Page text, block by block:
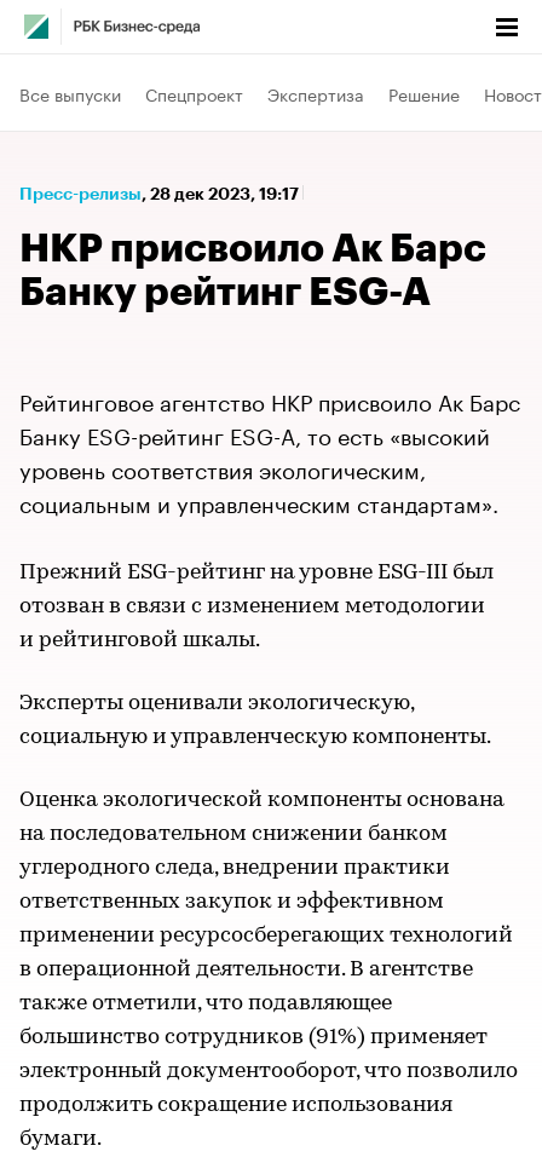
Все выпуски Спецпроект Экспертиза Решение
Пресс-релизы⁠, 28 дек 2023, 19:17
НКР присвоило Ак Барс
Банку рейтинг ESG-A
Рейтинговое агентство НКР присвоило Ак Барс
Банку ESG-рейтинг ESG-А, то есть «высокий
уровень соответствия экологическим,
социальным и управленческим стандартам».
Прежний ESG-рейтинг на уровне ESG-III был
отозван в связи с изменением методологии
и рейтинговой шкалы.
Эксперты оценивали экологическую,
социальную и управленческую компоненты.
Оценка экологической компоненты основана
на последовательном снижении банком
углеродного следа, внедрении практики
ответственных закупок и эффективном
применении ресурсосберегающих технологий
в операционной деятельности. В агентстве
также отметили, что подавляющее
большинство сотрудников (91%) применяет
электронный документооборот, что позволило
продолжить сокращение использования
бумаги.